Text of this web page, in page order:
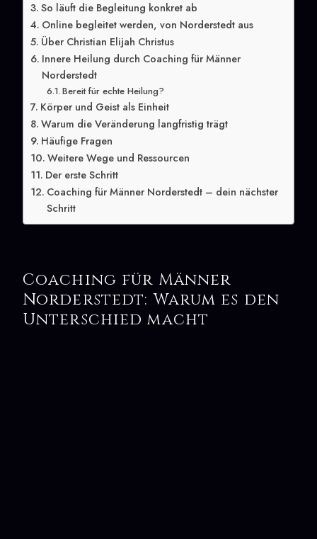
So läuft die Begleitung konkret ab
Online begleitet werden, von Norderstedt aus
Über Christian Elijah Christus
Innere Heilung durch Coaching für Männer
Norderstedt
Bereit für echte Heilung?
Körper und Geist als Einheit
Warum die Veränderung langfristig trägt
Häufige Fragen
Weitere Wege und Ressourcen
Der erste Schritt
Coaching für Männer Norderstedt – dein nächster
Schritt
Coaching für Männer
Norderstedt: Warum es den
Unterschied macht